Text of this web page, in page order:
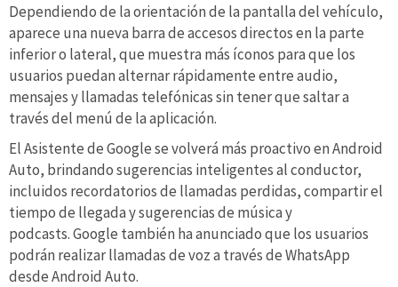
Dependiendo de la orientación de la pantalla del vehículo,
aparece una nueva barra de accesos directos en la parte
inferior o lateral, que muestra más íconos para que los
usuarios puedan alternar rápidamente entre audio,
mensajes y llamadas telefónicas sin tener que saltar a
través del menú de la aplicación.
El Asistente de Google se volverá más proactivo en Android
Auto, brindando sugerencias inteligentes al conductor,
incluidos recordatorios de llamadas perdidas, compartir el
tiempo de llegada y sugerencias de música y
podcasts. Google también ha anunciado que los usuarios
podrán realizar llamadas de voz a través de WhatsApp
desde Android Auto.